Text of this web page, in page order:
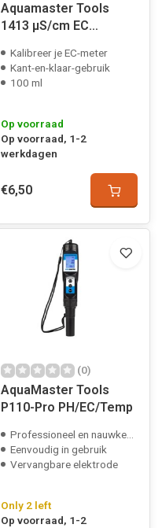
Aquamaster Tools
1413 µS/cm EC
Kalibreer je EC-meter
Kant-en-klaar-gebruik
100 ml
Op voorraad
Op voorraad, 1-2
werkdagen
€6,50
(0)
AquaMaster Tools
P110-Pro PH/EC/Temp
Professioneel en nauwkeurig
Eenvoudig in gebruik
Vervangbare elektrode
Only 2 left
Op voorraad, 1-2